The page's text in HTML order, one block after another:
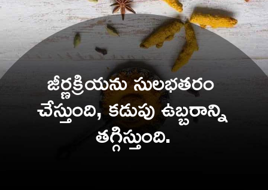
జీర్ణక్రియను సులభతరం
చేస్తుంది, కడుపు ఉబ్బరాన్ని